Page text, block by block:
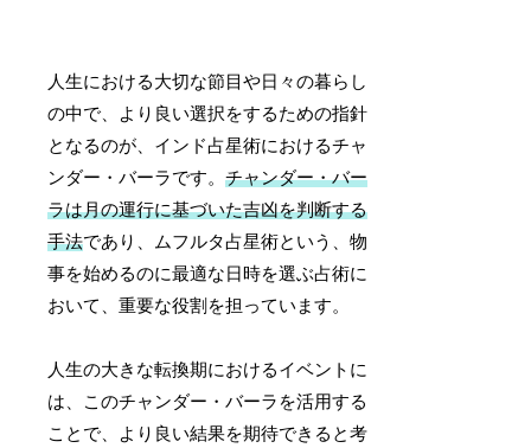
人生における大切な節目や日々の暮らし
の中で、より良い選択をするための指針
となるのが、インド占星術におけるチャ
ンダー・バーラです。チャンダー・バー
ラは月の運行に基づいた吉凶を判断する
手法であり、ムフルタ占星術という、物
事を始めるのに最適な日時を選ぶ占術に
おいて、重要な役割を担っています。
人生の大きな転換期におけるイベントに
は、このチャンダー・バーラを活用する
ことで、より良い結果を期待できると考